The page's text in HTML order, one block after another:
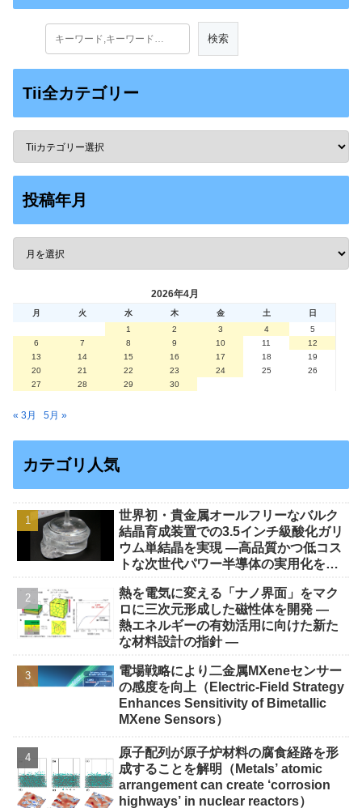
Tii全カテゴリー
投稿年月
2026年4月
月 火 水 木 金 土
日
1
2 3 4
5
6
7 8 9 10 11
12
13
14 15 16 17 18
19
20
21 22 23 24 25
26
27
28 29 30
« 3月 5月 »
カテゴリ人気
世界初・貴金属オールフリーなバルク
結晶育成装置での3.5インチ級酸化ガリ
ウム単結晶を実現 ―高品質かつ低コス
トな次世代パワー半導体の実用化を加
熱を電気に変える「ナノ界面」をマク
ロに三次元形成した磁性体を開発 —
熱エネルギーの有効活用に向けた新た
な材料設計の指針 —
電場戦略により二金属MXeneセンサー
の感度を向上（Electric-Field Strategy
Enhances Sensitivity of Bimetallic
MXene Sensors）
原子配列が原子炉材料の腐食経路を形
成することを解明（Metals’ atomic
arrangement can create ‘corrosion
highways’ in nuclear reactors）